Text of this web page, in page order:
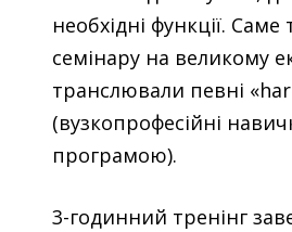
необхідні функції. Саме
семінару на великому
транслювали певні
(вузкопрофесійні
програмою).
3-годинний тренінг